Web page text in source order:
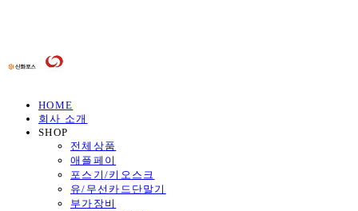
HOME
회사 소개
SHOP
전체상품
애플페이
포스기/키오스크
유/무선카드단말기
부가장비